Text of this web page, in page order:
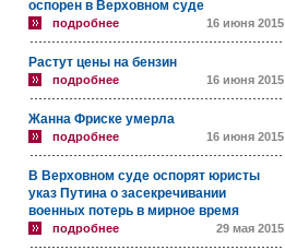
оспорен в Верховном суде
подробнее 16 июня 2015
Растут цены на бензин
подробнее 16 июня 2015
Жанна Фриске умерла
подробнее 16 июня 2015
В Верховном суде оспорят юристы
указ Путина о засекречивании
военных потерь в мирное время
подробнее 29 мая 2015